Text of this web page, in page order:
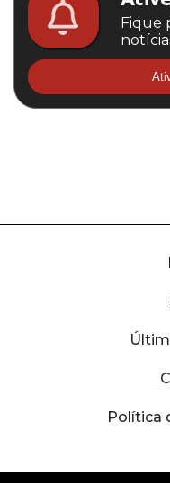
Fique
Política